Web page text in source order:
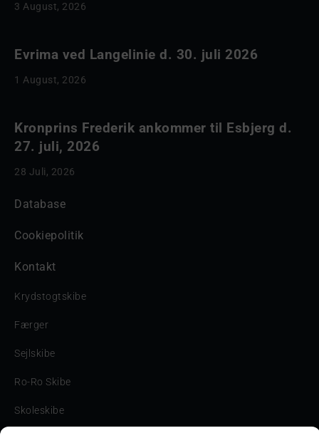
3 August, 2026
Evrima ved Langelinie d. 30. juli 2026
1 August, 2026
Kronprins Frederik ankommer til Esbjerg d.
27. juli, 2026
28 Juli, 2026
Database
Cookiepolitik
Kontakt
Krydstogtskibe
Færger
Sejlskibe
Ro-Ro Skibe
Skoleskibe